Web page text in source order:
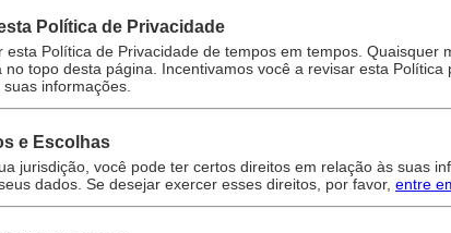
Política de Privacidade
esta Política de Privacidade de tempos em tempos. Quaisquer
no topo desta página. Incentivamos você a revisar esta
informações.
e Escolhas
jurisdição, você pode ter certos direitos em relação às suas
dados. Se desejar exercer esses direitos, por favor, entre